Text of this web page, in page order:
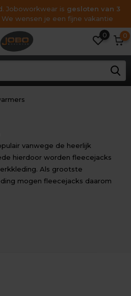
Joboworkwear is gesloten van 3
We wensen je een fijne vakantie
0 0
vanwege de heerlijk
hierdoor worden fleecejacks
Als grootste
mogen fleecejacks daarom